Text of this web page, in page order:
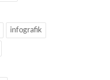
infografik